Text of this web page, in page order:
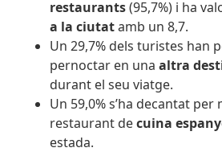
restaurants(95,7%) i ha
a la ciutatamb un 8,7.
Un 29,7% dels turistes han
pernoctar en unaaltra
durant el seu viatge.
Un 59,0% s’ha decantat per
restaurant decuina
estada.